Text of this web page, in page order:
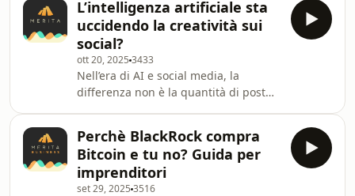
https://www.merita.biz/test-
mondayYDEA 👉
https://www.merita.biz/test-ydea Il
73% delle PMI fallisce nell’
la narrativa è ancora piena di miti e
pregiudizi. In questo video analizzo il
nuovo report ufficiale di BitDiver
(basato su dati reali, non sondaggi)
per capire chi guadagna davvero con
le crypto in Italia.I risultati sono
sorprendenti: vince chi è prudente,
chi p
L’intelligenza artificiale sta
uccidendo la creatività sui
social?
ott 20, 2025 3433
Nell’era di AI e social media, la
differenza non è la quantità di post
a comunicare con
senso.Note:https:///www.merita.biz/400
Perchè BlackRock compra
Bitcoin e tu no? Guida per
imprenditori
set 29, 2025 3516